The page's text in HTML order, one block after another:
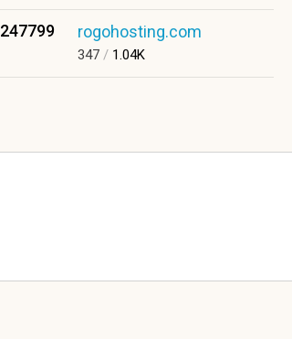
247799 rogohosting.com
347 / 1.04K